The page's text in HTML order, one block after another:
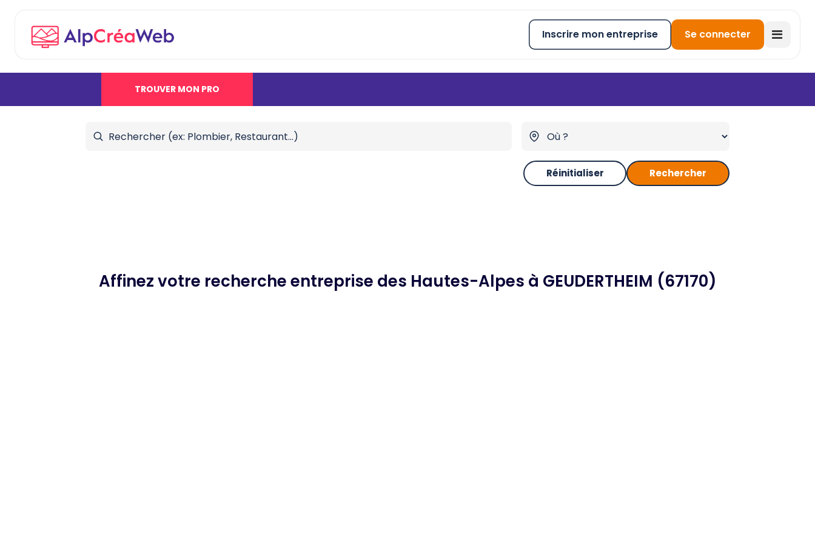
Inscrire mon entreprise Se connecter
TROUVER MON PRO
Réinitialiser Rechercher
Affinez votre rechercheentreprise des Hautes-Alpes à GEUDERTHEIM (67170)